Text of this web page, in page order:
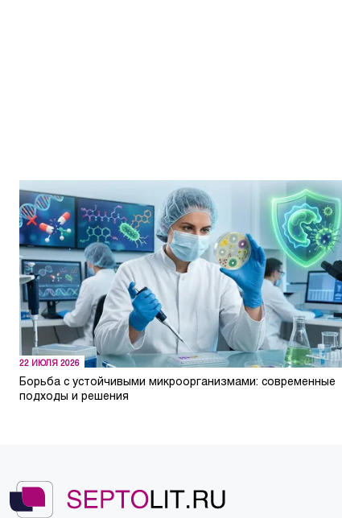
22 ИЮЛЯ 2026
Борьба с устойчивыми микроорганизмами: современные
подходы и решения